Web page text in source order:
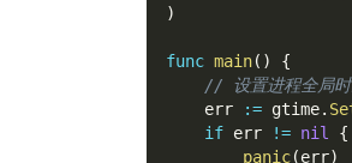
)
func main( )
{
// 设置进程全局
    err
:= gtime.
if err != nil
{
panic(err)